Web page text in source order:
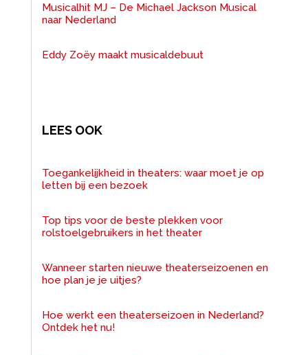
Musicalhit MJ – De Michael Jackson Musical
naar Nederland
Eddy Zoëy maakt musicaldebuut
LEES OOK
Toegankelijkheid in theaters: waar moet je op
letten bij een bezoek
Top tips voor de beste plekken voor
rolstoelgebruikers in het theater
Wanneer starten nieuwe theaterseizoenen en
hoe plan je je uitjes?
Hoe werkt een theaterseizoen in Nederland?
Ontdek het nu!